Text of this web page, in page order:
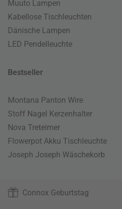
Muuto Lampen
Kabellose Tischleuchten
Dänische Lampen
LED Pendelleuchte
Bestseller
Montana Panton Wire
Stoff Nagel Kerzenhalter
Nova Treteimer
Flowerpot Akku Tischleuchte
Joseph Joseph Wäschekorb
Connox Geburtstag